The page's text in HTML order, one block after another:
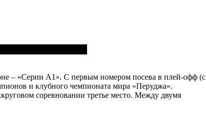
– «Серии А1». С первым номером посева в плей-офф (с
и клубного чемпионата мира «Перуджа».
соревновании третье место. Между двумя